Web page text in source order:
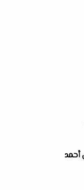
أحمد